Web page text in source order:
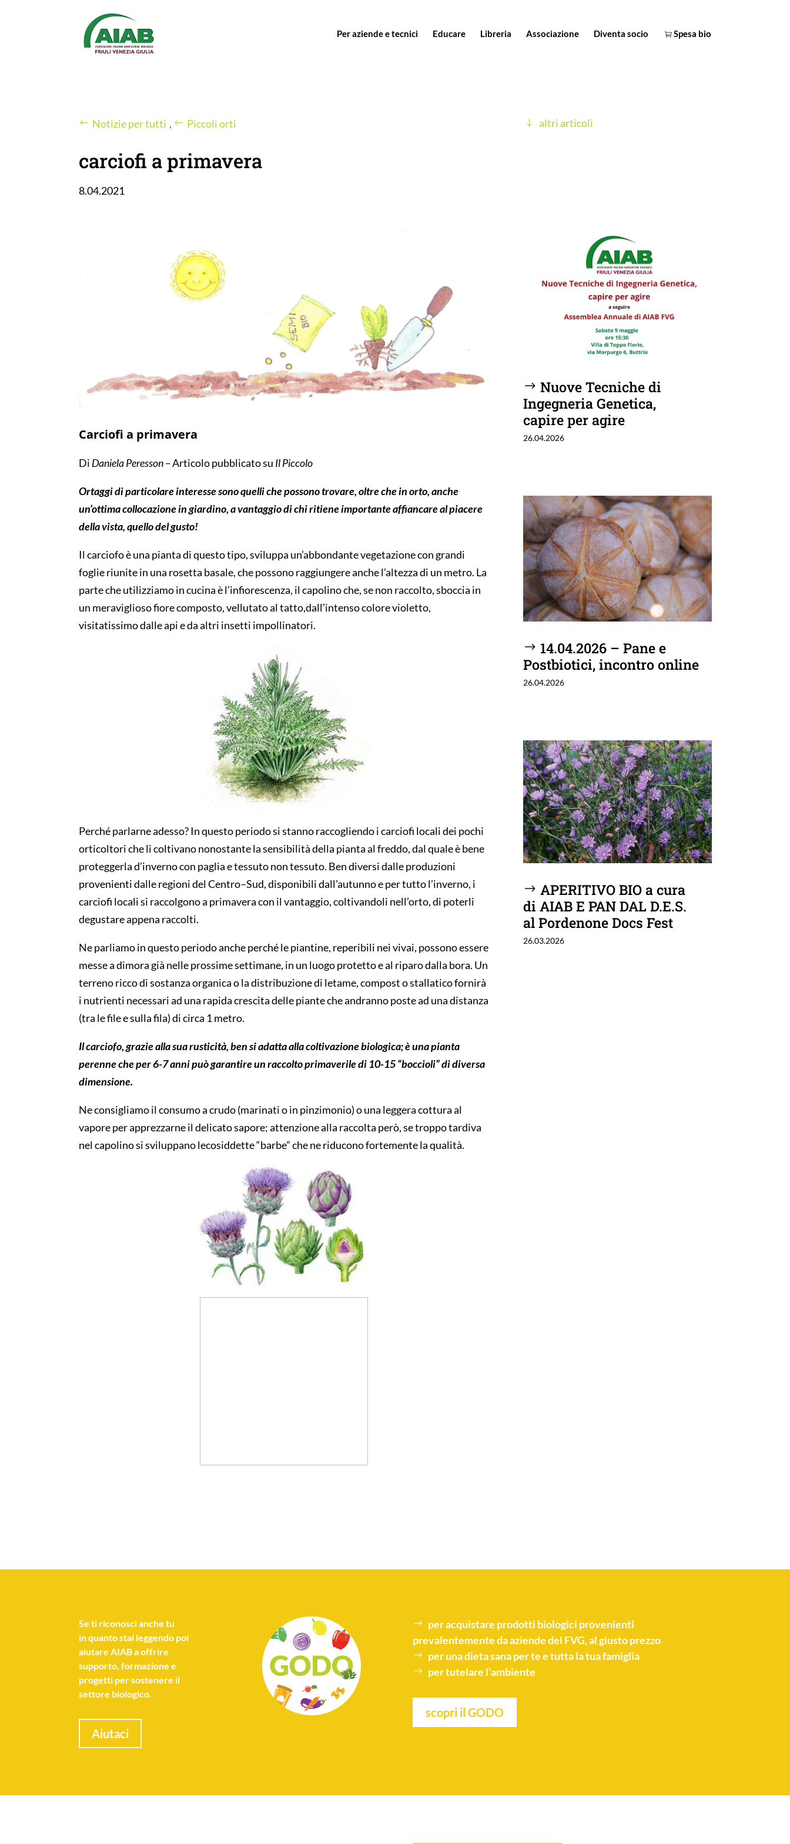
Per aziende e tecnici Educare Libreria Associazione Diventa socio Spesa bio
Notizie per tutti , Piccoli orti
carciofi a primavera
8.04.2021
altri articoli
Carciofi a primavera
Di Daniela Peresson–Articolo pubblicato su Il Piccolo
Ortaggidi particolareinteressesonoquelli chepossonotrovare, oltre che in orto,anche
un’ottima collocazione in giardino, a vantaggio dichiritieneimportanteaffiancare al piacere
della vista, quello del gusto!
Il carciofo èuna pianta di questo tipo, sviluppa un’abbondante vegetazione con grandi
foglieriunite in una rosetta basale,chepossono raggiungere anche l’altezza di un metro. La
parteche utilizziamo in cucinaèl’infiorescenza, il capolinoche, se non raccolto, sboccia in
un meraviglioso fiore composto, vellutato al tatto,dall’intensocolore violetto,
visitatissimo dalle api e daaltri insetti impollinatori.
Perchéparlarne adesso? In questo periodo si stanno raccogliendoi carciofi localidei pochi
orticoltoriche li coltivano nonostante la sensibilità della pianta al freddo,dal quale è bene
proteggerlad’invernocon paglia e tessuto nontessuto. Bendiversi dalle produzioni
provenienti dalle regioni del Centro–Sud, disponibili dall’autunno e per tutto l’inverno, i
carciofi locali si raccolgono a primaveracon il vantaggio, coltivandoli nell’orto,di poterli
degustare appena raccolti.
Neparliamoin questo periodoancheperchéle piantine, reperibili neivivai, possono essere
messe a dimora già nelle prossime settimane, in un luogoprotetto eal riparodalla bora. Un
terreno ricco di sostanza organicao la distribuzione di letame, compost o stallaticofornirà
i nutrienti necessari ad una rapidacrescitadelle piante che andrannoposte ad una distanza
(tra le filee sulla fila)di circa 1 metro.
Il carciofo, grazie alla sua rusticità, ben si adatta alla coltivazione biologica;è una pianta
perenneche per6-7 anni può garantireunraccoltoprimaverile di 10-15“boccioli”didiversa
dimensione.
Ne consigliamo il consumo a crudo(marinati oin pinzimonio)o una leggeracottura al
vaporeper apprezzarne il delicato sapore;attenzione alla raccolta però,se troppo tardiva
nel capolino si sviluppano lecosiddette“barbe”che neriduconofortemente laqualità.
Nuove Tecniche di
Ingegneria Genetica,
capire per agire
26.04.2026
14.04.2026 – Pane e
Postbiotici, incontro online
26.04.2026
APERITIVO BIO a cura
di AIAB E PAN DAL D.E.S.
al Pordenone Docs Fest
26.03.2026
Seti riconosci anche tu
in quanto stai leggendo poi
aiutare AIAB a offrire
supporto, formazione e
progetti per sostenere il
settore biologico.
Aiutaci
per acquistare prodotti biologici provenienti
prevalentemente da aziende del FVG, al giusto prezzo
per unadieta sanaper te e tutta la tua famiglia
per tutelare l’ambiente
scopri il GODO